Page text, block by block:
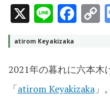
X Line
atirom Keyakizaka
2021年の暮れに六本木
「atirom Keyakizaka」 。